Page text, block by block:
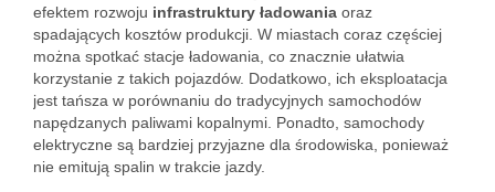
efektem rozwoju infrastruktury ładowania oraz
spadających kosztów produkcji. W miastach coraz częściej
można spotkać stacje ładowania, co znacznie ułatwia
korzystanie z takich pojazdów. Dodatkowo, ich eksploatacja
jest tańsza w porównaniu do tradycyjnych samochodów
napędzanych paliwami kopalnymi. Ponadto, samochody
elektryczne są bardziej przyjazne dla środowiska, ponieważ
nie emitują spalin w trakcie jazdy.